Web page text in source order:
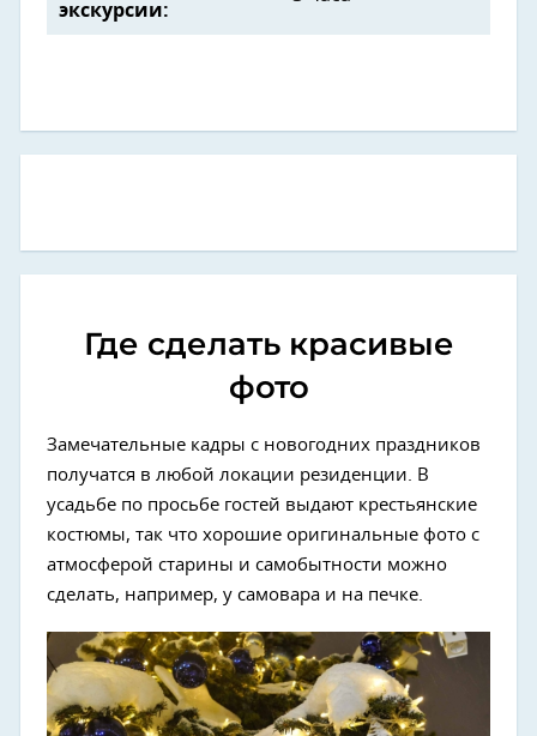
экскурсии:
Где сделать красивые
фото
Замечательные кадры с новогодних праздников
получатся в любой локации резиденции. В
усадьбе по просьбе гостей выдают крестьянские
костюмы, так что хорошие оригинальные фото с
атмосферой старины и самобытности можно
сделать, например, у самовара и на печке.